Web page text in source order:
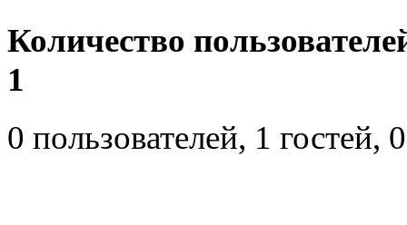
Количество
1
0 пользователей, 1